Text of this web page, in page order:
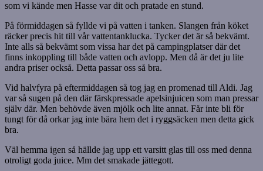
som vi kände men Hasse var dit och pratade en stund.
På förmiddagen så fyllde vi på vatten i tanken. Slangen från köket
räcker precis hit till vår vattentanklucka. Tycker det är så bekvämt.
Inte alls så bekvämt som vissa har det på campingplatser där det
finns inkoppling till både vatten och avlopp. Men då är det ju lite
andra priser också. Detta passar oss så bra.
Vid halvfyra på eftermiddagen så tog jag en promenad till Aldi. Jag
var så sugen på den där färskpressade apelsinjuicen som man pressar
själv där. Men behövde även mjölk och lite annat. Får inte bli för
tungt för då orkar jag inte bära hem det i ryggsäcken men detta gick
bra.
Väl hemma igen så hällde jag upp ett varsitt glas till oss med denna
otroligt goda juice. Mm det smakade jättegott.